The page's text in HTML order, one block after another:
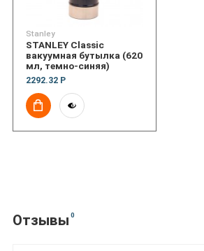
Stanley
STANLEY Classic
вакуумная бутылка (620
мл, темно-синяя)
2292.32 Р
Отзывы 0